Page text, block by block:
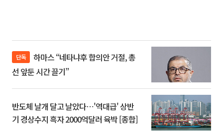
단독
선 앞둔 시간 끌기”
반도체 날개 달고 날았다⋯'역대급' 상반
기 경상수지 흑자 2000억달러 육박 [종합]